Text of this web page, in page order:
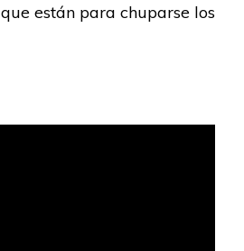
que están para chuparse los